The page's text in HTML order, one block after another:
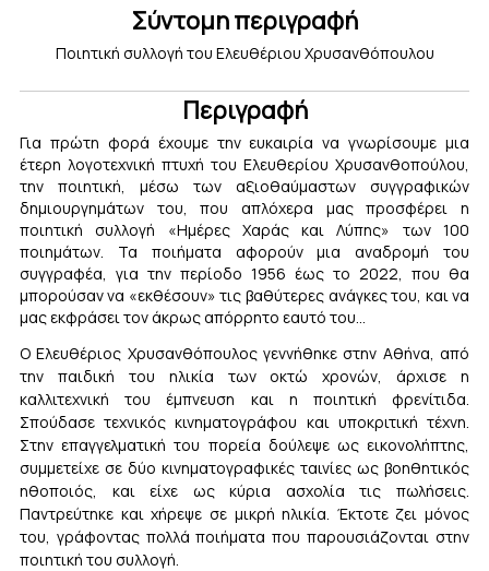
Σύντομη περιγραφή
Ποιητική συλλογή του Ελευθέριου Χρυσανθόπουλου
Περιγραφή
Για πρώτη φορά έχουμε την ευκαιρία να γνωρίσουμε μια
έτερη λογοτεχνική πτυχή του Ελευθερίου Χρυσανθοπούλου,
την ποιητική, μέσω των αξιοθαύμαστων συγγραφικών
δημιουργημάτων του, που απλόχερα μας προσφέρει η
ποιητική συλλογή «Ημέρες Χαράς και Λύπης» των 100
ποιημάτων. Τα ποιήματα αφορούν μια αναδρομή του
συγγραφέα, για την περίοδο 1956 έως το 2022, που θα
μπορούσαν να «εκθέσουν» τις βαθύτερες ανάγκες του, και να
μας εκφράσει τον άκρως απόρρητο εαυτό του…
Ο Ελευθέριος Χρυσανθόπουλος γεννήθηκε στην Αθήνα, από
την παιδική του ηλικία των οκτώ χρονών, άρχισε η
καλλιτεχνική του έμπνευση και η ποιητική φρενίτιδα.
Σπούδασε τεχνικός κινηματογράφου και υποκριτική τέχνη.
Στην επαγγελματική του πορεία δούλεψε ως εικονολήπτης,
συμμετείχε σε δύο κινηματογραφικές ταινίες ως βοηθητικός
ηθοποιός, και είχε ως κύρια ασχολία τις πωλήσεις.
Παντρεύτηκε και χήρεψε σε μικρή ηλικία. Έκτοτε ζει μόνος
του, γράφοντας πολλά ποιήματα που παρουσιάζονται στην
ποιητική του συλλογή.